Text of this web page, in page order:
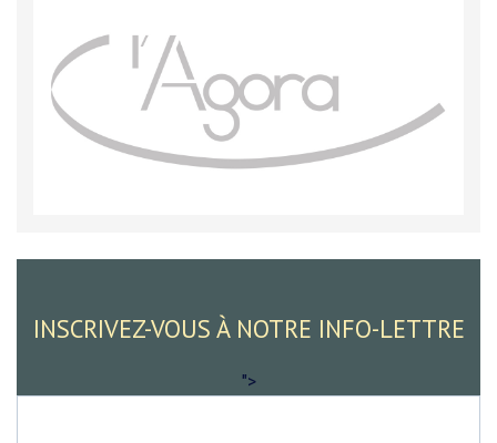
INSCRIVEZ-VOUS À NOTRE INFO-LETTRE
">